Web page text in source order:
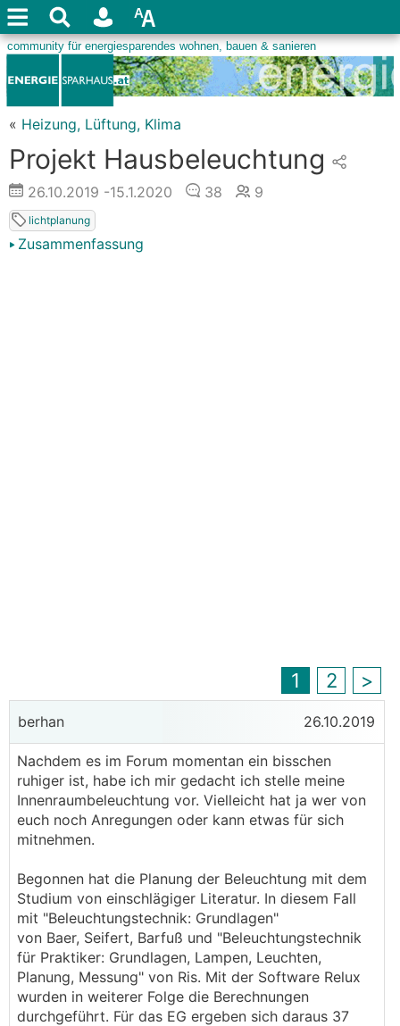
« Heizung, Lüftung, Klima
Projekt Hausbeleuchtung
26.10.2019 -15.1.2020 38 9
lichtplanung
Zusammenfassung
1 2 >
berhan 26.10.2019
Nachdem es im Forum momentan ein bisschen
ruhiger ist, habe ich mir gedacht ich stelle meine
Innenraumbeleuchtung vor. Vielleicht hat ja wer von
euch noch Anregungen oder kann etwas für sich
mitnehmen.
Begonnen hat die Planung der Beleuchtung mit dem
Studium von einschlägiger Literatur. In diesem Fall
mit "Beleuchtungstechnik: Grundlagen"
von Baer, Seifert, Barfuß und "Beleuchtungstechnik
für Praktiker: Grundlagen, Lampen, Leuchten,
Planung, Messung" von Ris. Mit der Software Relux
wurden in weiterer Folge die Berechnungen
durchgeführt. Für das EG ergeben sich daraus 37